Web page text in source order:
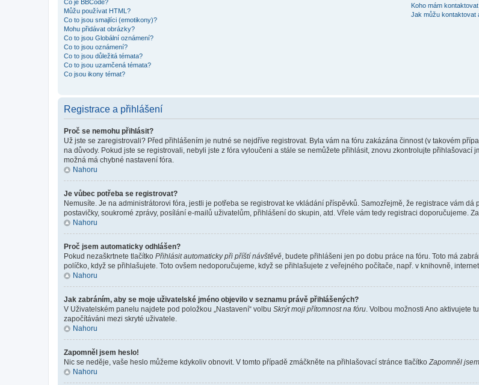
Co je BBCode?
Můžu používat HTML?
Co to jsou smajlíci (emotikony)?
Mohu přidávat obrázky?
Co to jsou Globální oznámení?
Co to jsou oznámení?
Co to jsou důležitá témata?
Co to jsou uzamčená témata?
Co jsou ikony témat?
Koho mám
Jak můžu kontaktovat
Registrace a přihlášení
Proč se nemohu přihlásit?
Už jste se zaregistrovali? Před přihlášením je nutné se nejdříve registrovat. Byla vám na fóru zakázána činnost (v takovém
na důvody. Pokud jste se registrovali, nebyli jste z fóra vyloučeni a stále se nemůžete přihlásit, znovu zkontrolujte přihlašovací
možná má chybné nastavení fóra.
Nahoru
Je vůbec potřeba se registrovat?
Nemusíte. Je na administrátorovi fóra, jestli je potřeba se registrovat ke vkládání příspěvků. Samozřejmě, že registrace vám
postavičky, soukromé zprávy, posílání e-mailů uživatelům, přihlášení do skupin, atd. Vřele vám tedy registraci doporučujeme.
Nahoru
Proč jsem automaticky odhlášen?
Pokud nezaškrtnete tlačítko Přihlásit automaticky při příští návštěvě , budete přihlášeni jen po dobu práce na fóru. Toto má
políčko, když se přihlašujete. Toto ovšem nedoporučujeme, když se přihlašujete z veřejného počítače, např. v knihovně,
Nahoru
Jak zabráním, aby se moje uživatelské jméno objevilo v seznamu právě přihlášených?
V Uživatelském panelu najdete pod položkou „Nastavení“ volbu Skrýt moji přítomnost na fóru . Volbou možnosti Ano aktivujete
započítáváni mezi skryté uživatele.
Nahoru
Zapomněl jsem heslo!
Nic se neděje, vaše heslo můžeme kdykoliv obnovit. V tomto případě zmáčkněte na přihlašovací stránce tlačítko Zapomněl
Nahoru